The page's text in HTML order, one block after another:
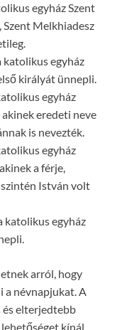
egyház Szent
Melkhiadesz
katolikus egyház
királyát ünnepli.
egyház
eredeti neve
is nevezték.
egyház
a férje,
István volt
katolikus egyház
arról, hogy
a névnapjukat. A
és elterjedtebb
kínál